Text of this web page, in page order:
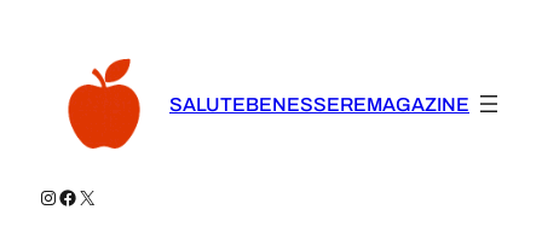
SALUTEBENESSEREMAGAZINE
Instagram
Facebook
X